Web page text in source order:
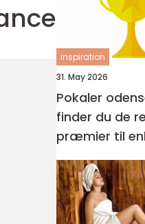
inspiration
31. May 2026
Pokaler odense
finder du de
præmier til
begivenhed